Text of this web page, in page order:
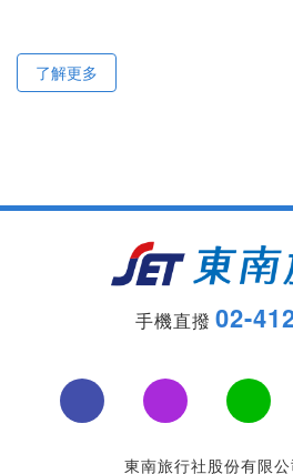
了解更多
手機直撥 02-
東南旅行社股份有限